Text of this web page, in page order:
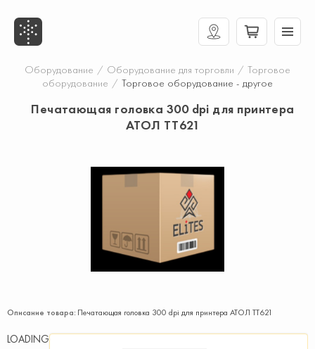
Оборудование / Оборудование для торговли / Торговое
оборудование / Торговое оборудование - другое
Печатающая головка 300 dpi для принтера
АТОЛ TT621
Описание товара: Печатающая головка 300 dpi для принтера АТОЛ TT621
LOADING